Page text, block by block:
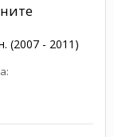
(2007 - 2011)